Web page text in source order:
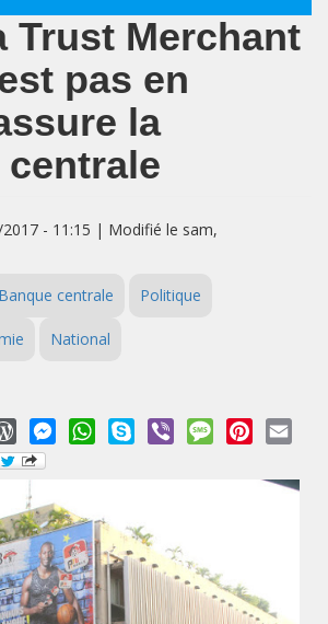
Trust Merchant
pas en
la
centrale
- 11:15 | Modifié le sam,
Banque centrale Politique
National
WordPressMessengerWhatsApp
Skype Viber MessagePinterest